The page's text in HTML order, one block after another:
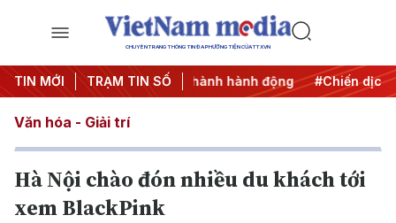
CHUYÊN TRANG THÔNG TIN ĐA PHƯƠNG TIỆN CỦA TTXVN
TIN MỚI TRẠM TIN SỐ
#Đưa Nghị quyết thành hành động #Chiến dịch 500
Văn hóa - Giải trí
Hà Nội chào đón nhiều du khách tới
xem BlackPink